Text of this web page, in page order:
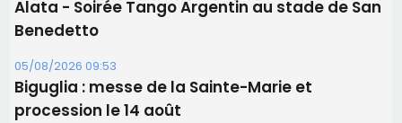
Les plus lus
Éclipse du 12 août : Où s'installer en Corse pour
profiter pleinement du spectacle ?
Satine Nomary est la nouvelle Miss Corse 2026